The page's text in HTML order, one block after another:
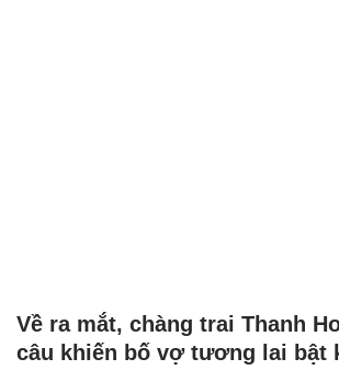
Về ra mắt, chàng trai Thanh
câu khiến bố vợ tương lai bật